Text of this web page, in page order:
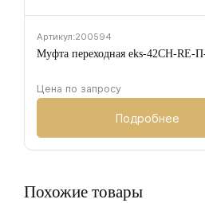
Артикул:200594
Муфта переходная eks-42CH-RE-
Цена по запросу
Подробнее
Похожие товары